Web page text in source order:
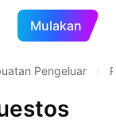
Mulakan
Pengeluar